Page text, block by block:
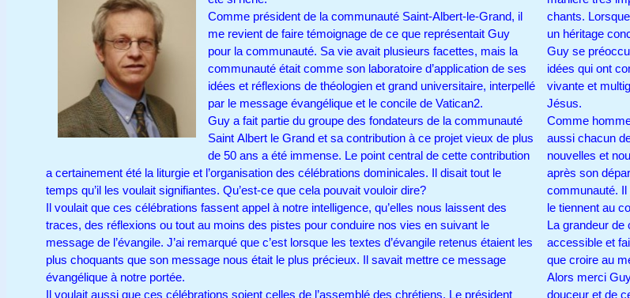
Comme président de la communauté Saint-Albert-le-Grand, il
me revient de faire témoignage de ce que représentait Guy
pour la communauté. Sa vie avait plusieurs facettes, mais la
communauté était comme son laboratoire d’application de ses
idées et réflexions de théologien et grand universitaire, interpellé
par le message évangélique et le concile de Vatican2.
Guy a fait partie du groupe des fondateurs de la communauté
Saint Albert le Grand et sa contribution à ce projet vieux de plus
de 50 ans a été immense. Le point central de cette contribution
a certainement été la liturgie et l’organisation des célébrations dominicales. Il disait tout le
temps qu’il les voulait signifiantes. Qu’est-ce que cela pouvait vouloir dire?
Il voulait que ces célébrations fassent appel à notre intelligence, qu’elles nous laissent des
traces, des réflexions ou tout au moins des pistes pour conduire nos vies en suivant le
message de l’évangile. J’ai remarqué que c’est lorsque les textes d’évangile retenus étaient les
plus choquants que son message nous était le plus précieux. Il savait mettre ce message
évangélique à notre portée.
Il voulait aussi que ces célébrations soient celles de l’assemblé des chrétiens. Le président
chants.
un héritage
Guy se
idées qui ont
vivante et
Jésus.
Comme
aussi chacun
nouvelles et
après son
communauté.
le tiennent au
La grandeur
accessible et
que croire au
Alors merci
douceur et de